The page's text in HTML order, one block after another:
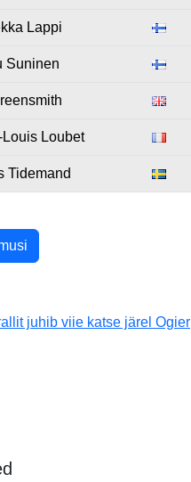
Lappi
Suninen
Louis Loubet
Tidemand
juhib viie katse järel Ogier